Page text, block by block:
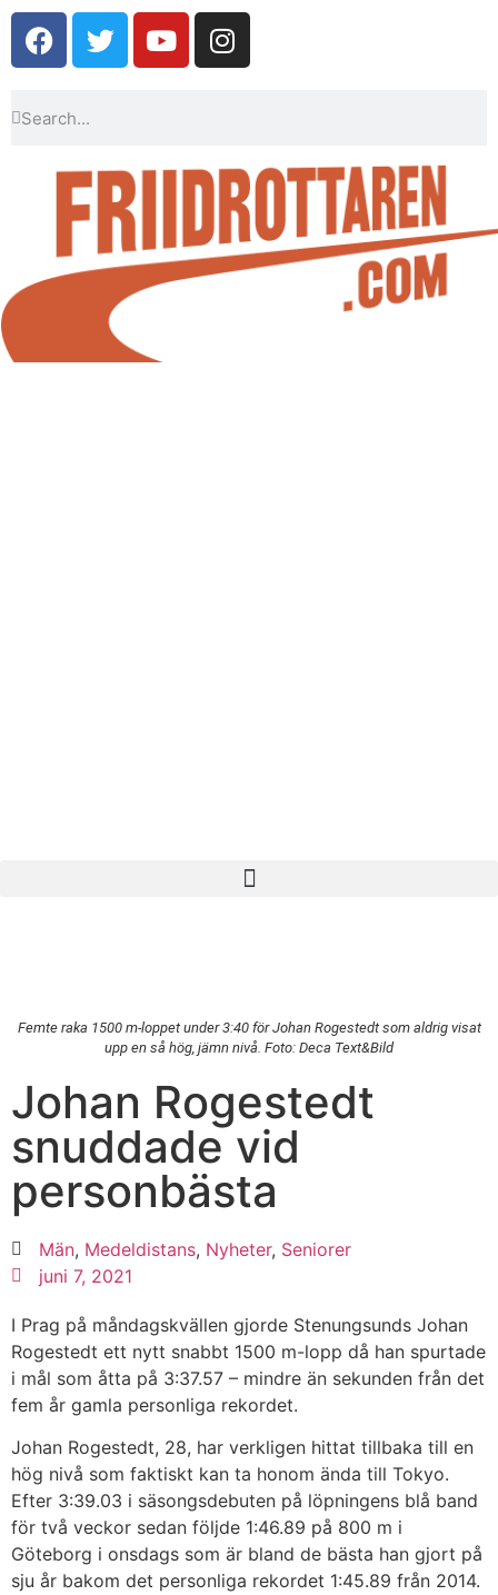
Femte raka 1500 m-loppet under 3:40 för Johan Rogestedt som aldrig visat
upp en så hög, jämn nivå. Foto: Deca Text&Bild
Johan Rogestedt
snuddade vid
personbästa
Män, Medeldistans, Nyheter, Seniorer
juni 7, 2021
I Prag på måndagskvällen gjorde Stenungsunds Johan
Rogestedt ett nytt snabbt 1500 m-lopp då han spurtade
i mål som åtta på 3:37.57 – mindre än sekunden från det
fem år gamla personliga rekordet.
Johan Rogestedt, 28, har verkligen hittat tillbaka till en
hög nivå som faktiskt kan ta honom ända till Tokyo.
Efter 3:39.03 i säsongsdebuten på löpningens blå band
för två veckor sedan följde 1:46.89 på 800 m i
Göteborg i onsdags som är bland de bästa han gjort på
sju år bakom det personliga rekordet 1:45.89 från 2014.